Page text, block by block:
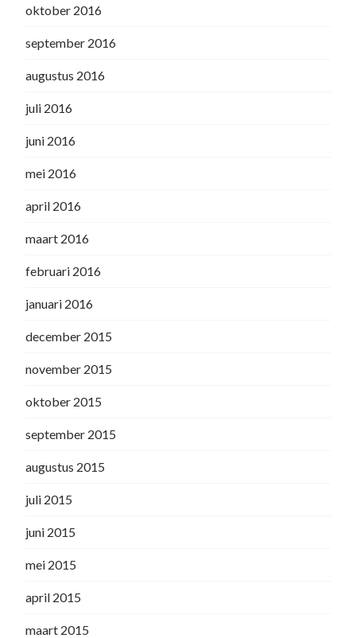
oktober 2016
september 2016
augustus 2016
juli 2016
juni 2016
mei 2016
april 2016
maart 2016
februari 2016
januari 2016
december 2015
november 2015
oktober 2015
september 2015
augustus 2015
juli 2015
juni 2015
mei 2015
april 2015
maart 2015